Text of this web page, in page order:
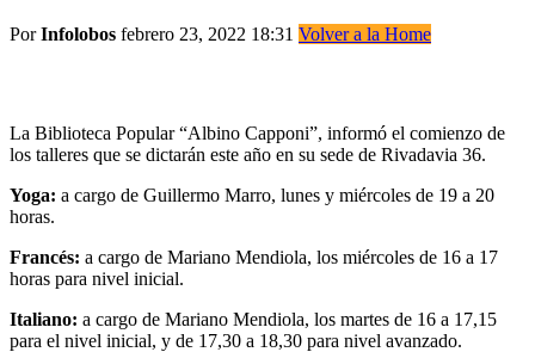
PorInfolobos febrero 23, 2022 18:31 Volver a la Home
La Biblioteca Popular “Albino Capponi”, informó el comienzo de
los talleres que se dictarán este año en su sede de Rivadavia 36.
Yoga: a cargo de Guillermo Marro, lunes y miércoles de 19 a 20
horas.
Francés: a cargo de Mariano Mendiola, los miércoles de 16 a 17
horas para nivel inicial.
Italiano: a cargo de Mariano Mendiola, los martes de 16 a 17,15
para el nivel inicial, y de 17,30 a 18,30 para nivel avanzado.